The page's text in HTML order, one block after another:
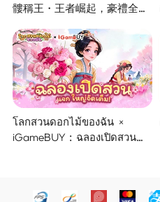
髏稱王・王者崛起，豪禮全面
โลกสวนดอกไม้ของฉัน ×
iGameBUY : ฉลองเปิดสวน